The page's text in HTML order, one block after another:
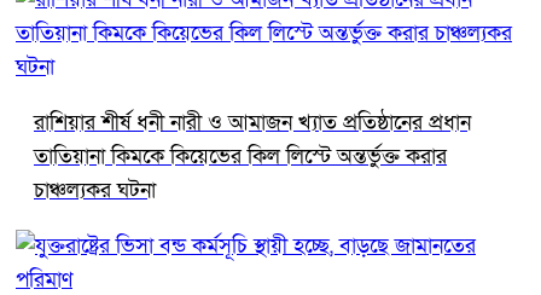
রাশিয়ার শীর্ষ ধনী নারী ও আমাজন খ্যাত প্রতিষ্ঠানের প্রধান
তাতিয়ানা কিমকে কিয়েভের কিল লিস্টে অন্তর্ভুক্ত করার
চাঞ্চল্যকর ঘটনা